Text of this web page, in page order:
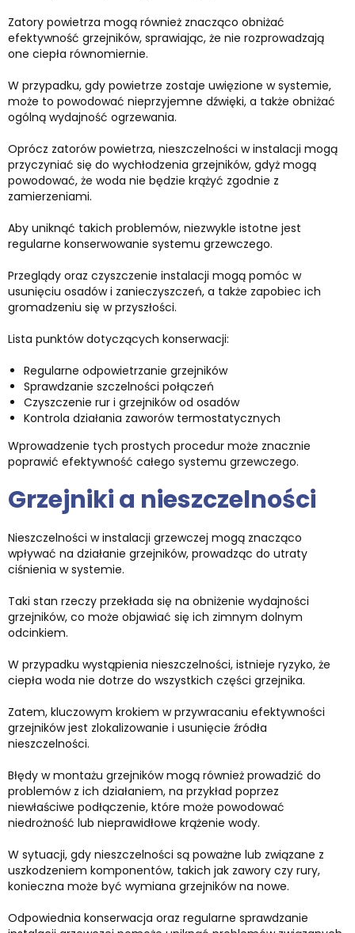
Zatory powietrza mogą również znacząco obniżać
efektywność grzejników, sprawiając, że nie rozprowadzają
one ciepła równomiernie.
W przypadku, gdy powietrze zostaje uwięzione w systemie,
może to powodować nieprzyjemne dźwięki, a także obniżać
ogólną wydajność ogrzewania.
Oprócz zatorów powietrza, nieszczelności w instalacji mogą
przyczyniać się do wychłodzenia grzejników, gdyż mogą
powodować, że woda nie będzie krążyć zgodnie z
zamierzeniami.
Aby uniknąć takich problemów, niezwykle istotne jest
regularne konserwowanie systemu grzewczego.
Przeglądy oraz czyszczenie instalacji mogą pomóc w
usunięciu osadów i zanieczyszczeń, a także zapobiec ich
gromadzeniu się w przyszłości.
Lista punktów dotyczących konserwacji:
Regularne odpowietrzanie grzejników
Sprawdzanie szczelności połączeń
Czyszczenie rur i grzejników od osadów
Kontrola działania zaworów termostatycznych
Wprowadzenie tych prostych procedur może znacznie
poprawić efektywność całego systemu grzewczego.
Grzejniki a nieszczelności
Nieszczelności w instalacji grzewczej mogą znacząco
wpływać na działanie grzejników, prowadząc do utraty
ciśnienia w systemie.
Taki stan rzeczy przekłada się na obniżenie wydajności
grzejników, co może objawiać się ich zimnym dolnym
odcinkiem.
W przypadku wystąpienia nieszczelności, istnieje ryzyko, że
ciepła woda nie dotrze do wszystkich części grzejnika.
Zatem, kluczowym krokiem w przywracaniu efektywności
grzejników jest zlokalizowanie i usunięcie źródła
nieszczelności.
Błędy w montażu grzejników mogą również prowadzić do
problemów z ich działaniem, na przykład poprzez
niewłaściwe podłączenie, które może powodować
niedrożność lub nieprawidłowe krążenie wody.
W sytuacji, gdy nieszczelności są poważne lub związane z
uszkodzeniem komponentów, takich jak zawory czy rury,
konieczna może być wymiana grzejników na nowe.
Odpowiednia konserwacja oraz regularne sprawdzanie